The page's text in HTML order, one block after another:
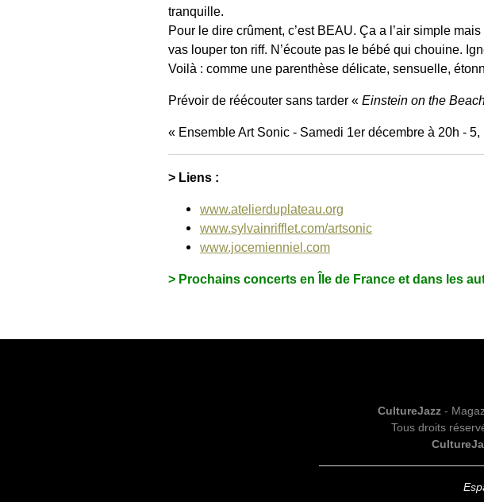
tranquille.
Pour le dire crûment, c’est BEAU. Ça a l’air simple
vas louper ton riff. N’écoute pas le bébé qui chouine.
Voilà : comme une parenthèse délicate, sensuelle,
Prévoir de réécouter sans tarder « Einstein on the
Ensemble Art Sonic - Samedi 1er décembre à 20h -
> Liens :
www.atelierduplateau.org
www.sylvainrifflet.com/artsonic
www.jocemienniel.com
> Prochains concerts en Île de France et dans les
CultureJazz-
Tous droits